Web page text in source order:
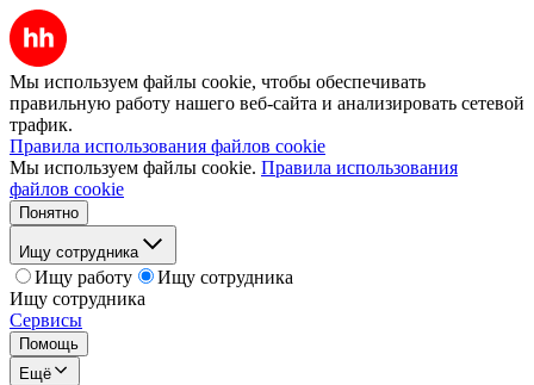
Мы используем файлы cookie, чтобы обеспечивать
правильную работу нашего веб-сайта и анализировать сетевой
трафик.
Правила использования файлов cookie
Мы используем файлы cookie. Правила использования
файлов cookie
Понятно
Ищу сотрудника
Ищу работу
Ищу сотрудника
Ищу сотрудника
Сервисы
Помощь
Ещё